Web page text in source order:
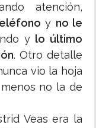
atención,
y no le
y lo último
. Otro detalle
vio la hoja
no la de
Veas era la